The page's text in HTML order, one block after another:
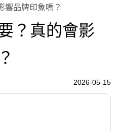
響品牌印象嗎？
？真的會影
2026-05-15